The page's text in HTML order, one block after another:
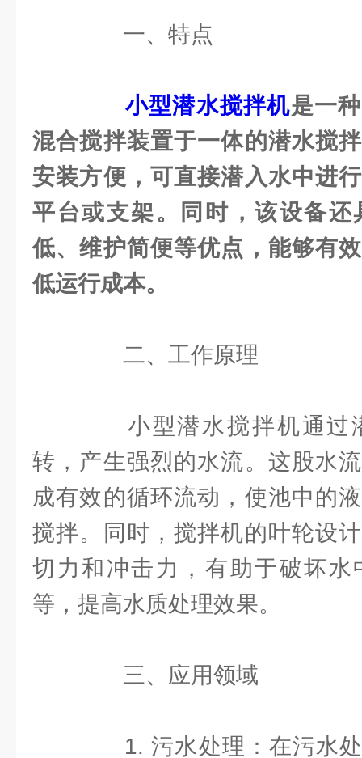
一、特点
小型潜水搅拌机是一
混合搅拌装置于一体的潜水搅
安装方便，可直接潜入水中进
平台或支架。同时，该设备还
低、维护简便等优点，能够有
低运行成本。
二、工作原理
小型潜水搅拌机通过
转，产生强烈的水流。这股水
成有效的循环流动，使池中的
搅拌。同时，搅拌机的叶轮设
切力和冲击力，有助于破坏水
等，提高水质处理效果。
三、应用领域
1. 污水处理：在污水处